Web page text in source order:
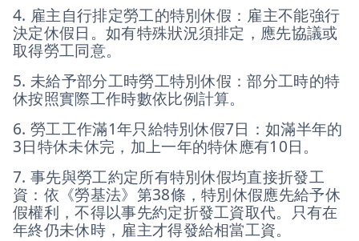
4. 雇主自行排定勞工的特別休假：雇主不能強行
決定休假日。如有特殊狀況須排定，應先協議或
取得勞工同意。
5. 未給予部分工時勞工特別休假：部分工時的特
休按照實際工作時數依比例計算。
6. 勞工工作滿1年只給特別休假7日：如滿半年的
3日特休未休完，加上一年的特休應有10日。
7. 事先與勞工約定所有特別休假均直接折發工
資：依《勞基法》第38條，特別休假應先給予休
假權利，不得以事先約定折發工資取代。只有在
年終仍未休時，雇主才得發給相當工資。